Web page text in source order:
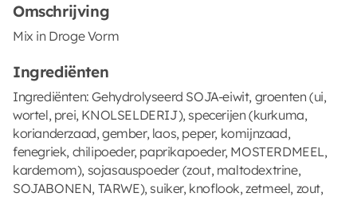
Omschrijving
Mix in Droge Vorm
Ingrediënten
Ingrediënten: Gehydrolyseerd SOJA-eiwit, groenten (ui,
wortel, prei, KNOLSELDERIJ), specerijen (kurkuma,
korianderzaad, gember, laos, peper, komijnzaad,
fenegriek, chilipoeder, paprikapoeder, MOSTERDMEEL,
kardemom), sojasauspoeder (zout, maltodextrine,
SOJABONEN, TARWE), suiker, knoflook, zetmeel, zout,